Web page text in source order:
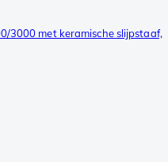
3000 met keramische slijpstaaf,